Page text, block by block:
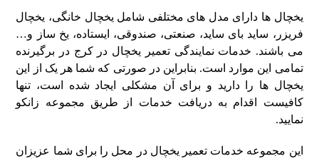
یخچال ها دارای مدل های مختلفی شامل یخچال خانگی، یخچال
فریزر، ساید بای ساید، صنعتی، صندوقی، ایستاده، یخ ساز و…
می باشند. خدمات نمایندگی تعمیر یخچال در کرج در برگیرنده
تمامی این موارد است. بنابراین در صورتی که شما هر یک از این
یخچال ها را دارید و برای آن مشکلی ایجاد شده است، تنها
کافیست اقدام به دریافت خدمات از طریق مجموعه زانکو
نمایید.
این مجموعه خدمات تعمیر یخچال در محل را برای شما عزیزان